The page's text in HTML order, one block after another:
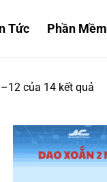
Tức Phần Mềm
của 14 kết quả